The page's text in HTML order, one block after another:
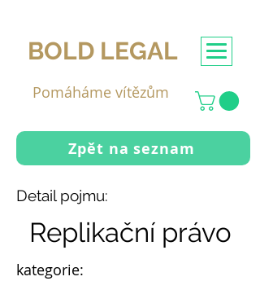
BOLD LEGAL
Pomáháme vítězům
Zpět na seznam
Detail pojmu:
Replikační právo
kategorie: